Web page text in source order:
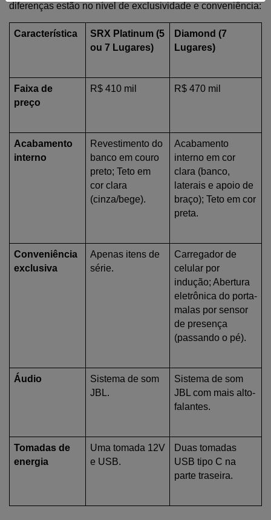
diferenças estão no nível de exclusividade e conveniência:
Característica
SRX Platinum (5
ou 7 Lugares)
Diamond (7
Lugares)
Faixa de
preço
R$ 410 mil R$ 470 mil
Acabamento
interno
Revestimento do
banco em couro
preto; Teto em
cor clara
(cinza/bege).
Acabamento
interno em cor
clara (banco,
laterais e apoio de
braço); Teto em cor
preta.
Conveniência
exclusiva
Apenas itens de
série.
Carregador de
celular por
indução; Abertura
eletrônica do porta-
malas por sensor
de presença
(passando o pé).
Áudio
Sistema de som
JBL.
Sistema de som
JBL com mais alto-
falantes.
Tomadas de
energia
Uma tomada 12V
e USB.
Duas tomadas
USB tipo C na
parte traseira.